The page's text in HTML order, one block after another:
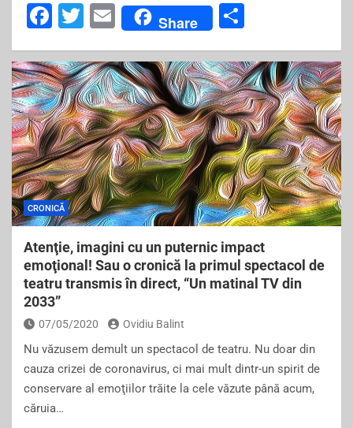
F
c
e
b
o
o
k
T
tt
er
E
m
ai
l
Share
ar
e
CRONICĂ
Atenţie, imagini cu un puternic impact
emoţional! Sau o cronică la primul spectacol de
teatru transmis în direct, “Un matinal TV din
2033”
07/05/2020 Ovidiu Balint
Nu văzusem demult un spectacol de teatru. Nu doar din
cauza crizei de coronavirus, ci mai mult dintr-un spirit de
conservare al emoţiilor trăite la cele văzute până acum,
căruia…